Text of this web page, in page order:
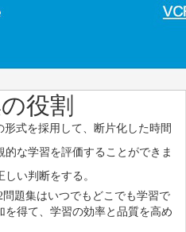
役割
形式を採用して、断片化した時間
な学習を評価することができま
い判断をする。
題集はいつでもどこでも学習で
を得て、学習の効率と品質を高め